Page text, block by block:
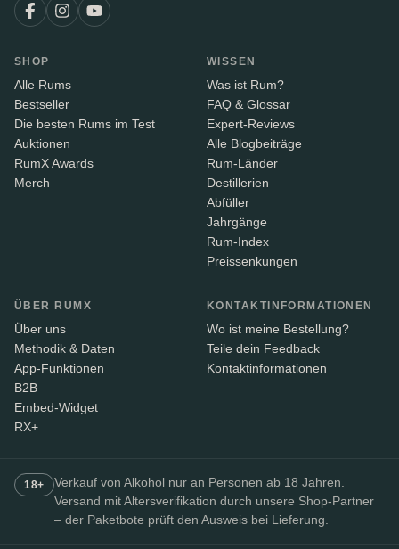
SHOP
Alle Rums
Bestseller
Die besten Rums im Test
Auktionen
RumX Awards
Merch
WISSEN
Was ist Rum?
FAQ & Glossar
Expert-Reviews
Alle Blogbeiträge
Rum-Länder
Destillerien
Abfüller
Jahrgänge
Rum-Index
Preissenkungen
ÜBER RUMX
Über uns
Methodik & Daten
App-Funktionen
B2B
Embed-Widget
RX+
KONTAKTINFORMATIONEN
Wo ist meine Bestellung?
Teile dein Feedback
Kontaktinformationen
18+
Verkauf von Alkohol nur an Personen ab 18 Jahren.
Versand mit Altersverifikation durch unsere Shop-Partner
– der Paketbote prüft den Ausweis bei Lieferung.